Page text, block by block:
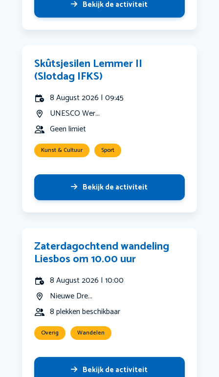
Bekijk de activiteit
Skûtsjesilen Lemmer II
(Slotdag IFKS)
8 August 2026 | 09:45
UNESCO Wer...
Geen limiet
Kunst & Cultuur Sport
Bekijk de activiteit
Zaterdagochtend wandeling
Liesbos om 10.00 uur
8 August 2026 | 10:00
Nieuwe Dre...
8 plekken beschikbaar
Overig Wandelen
Bekijk de activiteit